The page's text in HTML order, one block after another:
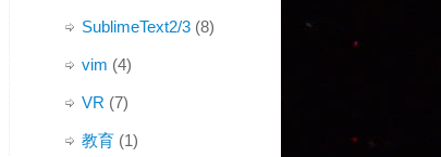
SublimeText2/3 (8)
vim (4)
VR (7)
教育 (1)